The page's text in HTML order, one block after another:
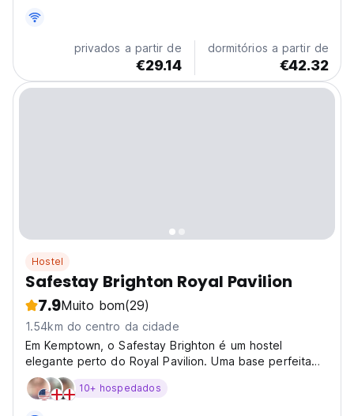
privados a partir de
€29.14
dormitórios a partir de
€42.32
Hostel
Safestay Brighton Royal Pavilion
7.9Muito bom(29)
1.54km do centro da cidade
Em Kemptown, o Safestay Brighton é um hostel
elegante perto do Royal Pavilion. Uma base perfeita
para explorar a praia de Brighton e The Lanes. Hostel
social confortável! (Auto-translated from original
10+ hospedados